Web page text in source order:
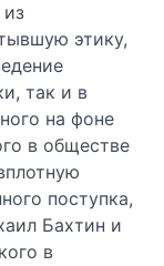
из
этику,
так и в
на фоне
в обществе
поступка,
Бахтин и
в